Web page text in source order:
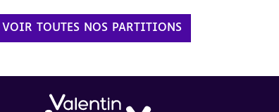
VOIR TOUTES NOS PARTITIONS